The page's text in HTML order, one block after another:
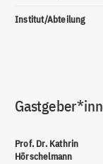
Institut/Abteilung
Prof. Dr. Kathrin
Hörschelmann